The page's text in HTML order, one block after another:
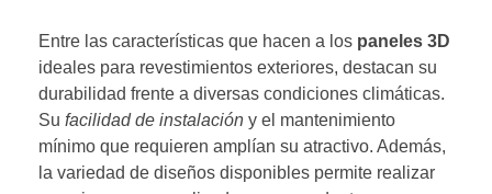
Entre las características que hacen a los paneles 3D
ideales para revestimientos exteriores, destacan su
durabilidad frente a diversas condiciones climáticas.
Su facilidad de instalación y el mantenimiento
mínimo que requieren amplían su atractivo. Además,
la variedad de diseños disponibles permite realizar